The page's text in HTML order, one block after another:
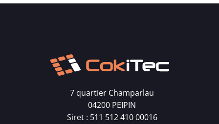
7 quartier Champarlau
04200 PEIPIN
Siret : 511 512 410 00016